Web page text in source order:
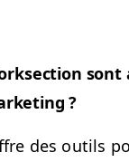
sont
?
des out­ils